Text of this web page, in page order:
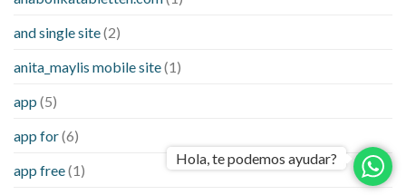
and single site(2)
anita_maylis mobile site(1)
app (5)
app for(6)
app free(1)
Hola, te podemos ayudar?